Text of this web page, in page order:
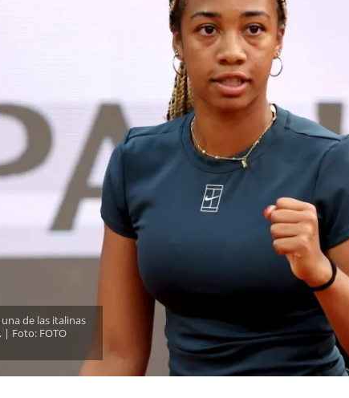
de las italinas
| Foto: FOTO